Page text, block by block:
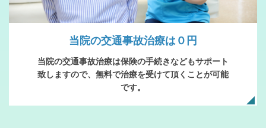
当院の交通事故治療は０円
当院の交通事故治療は保険の手続きなどもサポート
致しますので、無料で治療を受けて頂くことが可能
です。